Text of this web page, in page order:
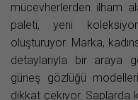
mücevherlerden ilham
paleti, yeni
oluşturuyor. Marka,
detaylarıyla bir araya
güneş gözlüğü
dikkat çekiyor. Saplarda